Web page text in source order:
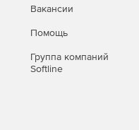
Вакансии
Помощь
Группа компаний
Softline